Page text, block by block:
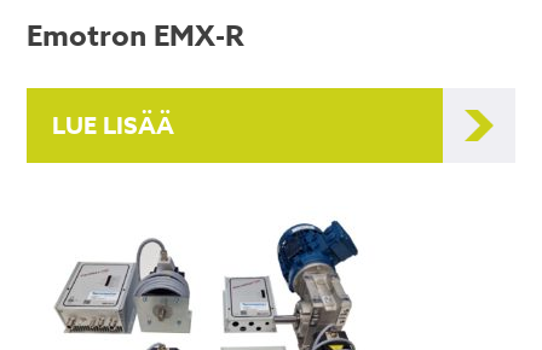
Emotron EMX-R
LUE LISÄÄ